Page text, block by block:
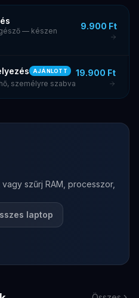
— készen
9.900 Ft
AJÁNLOTT
személyre szabva
19.900 Ft
szűrj RAM, processzor,
laptop